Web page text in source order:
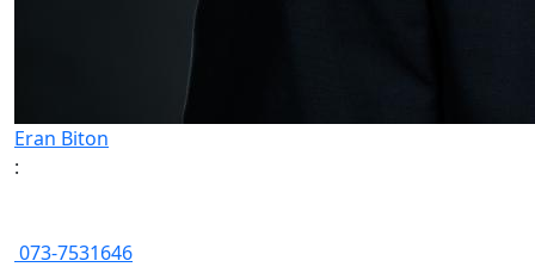
Eran Biton
:
073-7531646